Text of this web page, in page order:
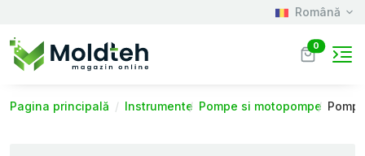
Română
0
Pagina principală Instrumente Pompe si motopompe